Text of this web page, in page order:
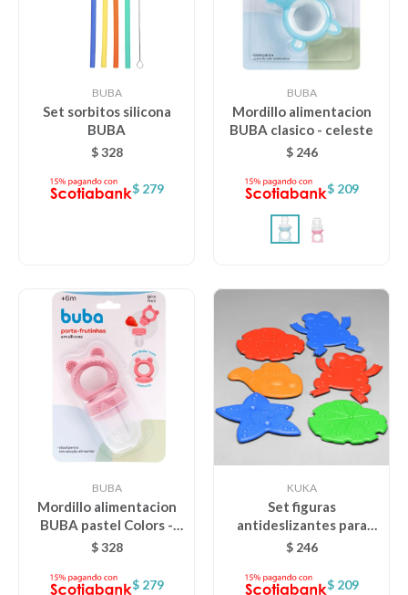
BUBA
Set sorbitos silicona
BUBA
$ 328
$ 279
BUBA
Mordillo alimentacion
BUBA clasico - celeste
$ 246
$ 209
BUBA
Mordillo alimentacion
BUBA pastel Colors -
rosado
$ 328
$ 279
KUKA
Set figuras
antideslizantes para
ducha kuka
$ 246
$ 209
Bolsos y mochilas maternales
Vestimenta
Nuevos